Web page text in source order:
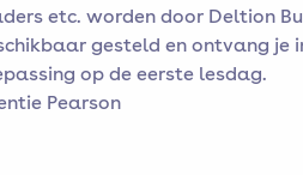
etc. worden door Deltion
gesteld en ontvang je
op de eerste lesdag.
Pearson